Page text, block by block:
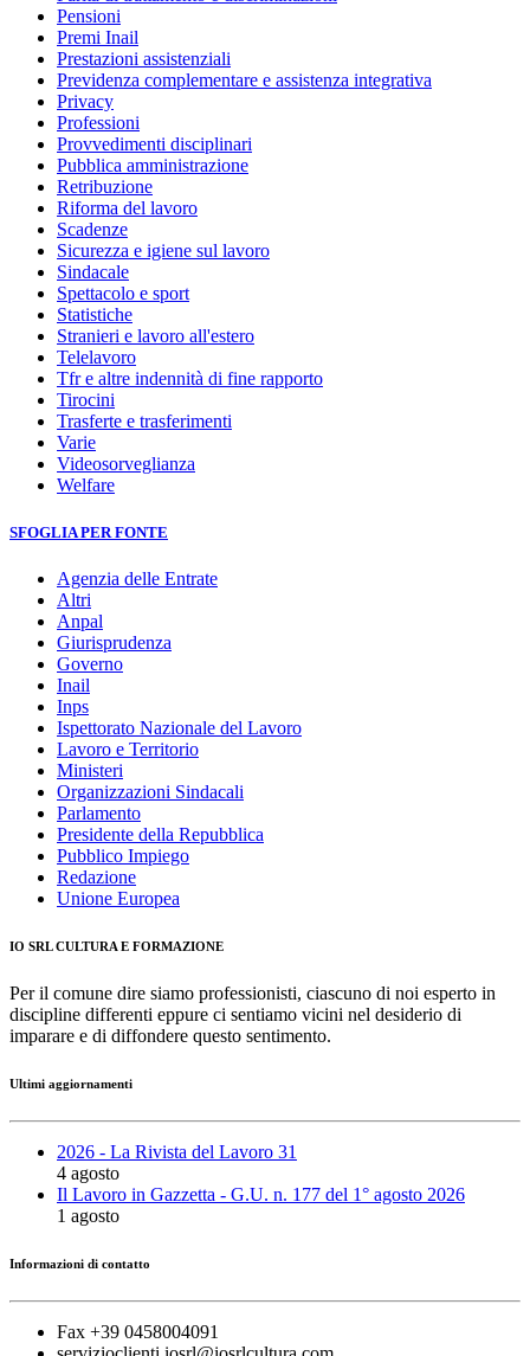
Pensioni
Premi Inail
Prestazioni assistenziali
Previdenza complementare e assistenza integrativa
Privacy
Professioni
Provvedimenti disciplinari
Pubblica amministrazione
Retribuzione
Riforma del lavoro
Scadenze
Sicurezza e igiene sul lavoro
Sindacale
Spettacolo e sport
Statistiche
Stranieri e lavoro all'estero
Telelavoro
Tfr e altre indennità di fine rapporto
Tirocini
Trasferte e trasferimenti
Varie
Videosorveglianza
Welfare
SFOGLIA PER FONTE
Agenzia delle Entrate
Altri
Anpal
Giurisprudenza
Governo
Inail
Inps
Ispettorato Nazionale del Lavoro
Lavoro e Territorio
Ministeri
Organizzazioni Sindacali
Parlamento
Presidente della Repubblica
Pubblico Impiego
Redazione
Unione Europea
IO SRL CULTURA E FORMAZIONE
Per il comune dire siamo professionisti, ciascuno di noi esperto in
discipline differenti eppure ci sentiamo vicini nel desiderio di
imparare e di diffondere questo sentimento.
Ultimi aggiornamenti
2026 - La Rivista del Lavoro 31
4 agosto
Il Lavoro in Gazzetta - G.U. n. 177 del 1° agosto 2026
1 agosto
Informazioni di contatto
Fax +39 0458004091